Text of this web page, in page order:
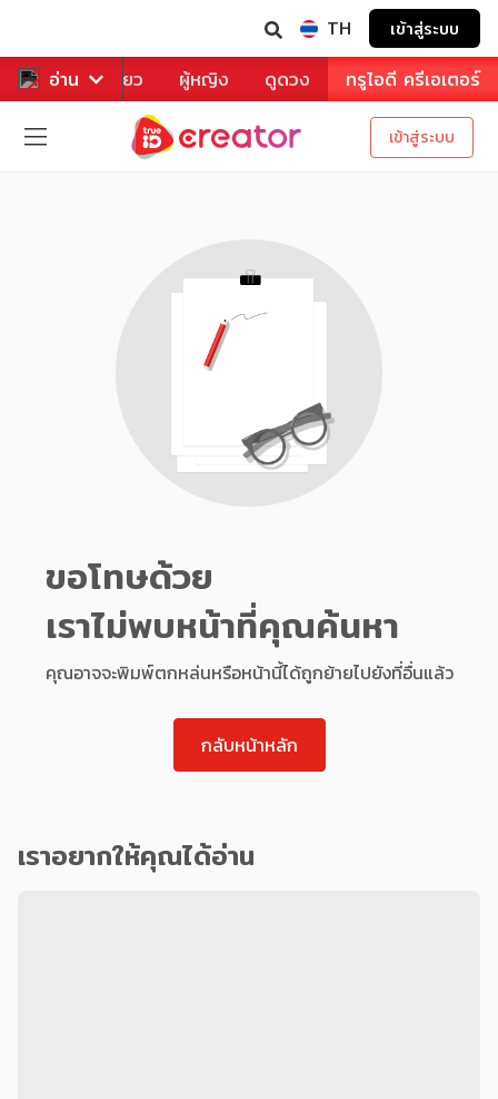
TH เข้าสู่ระบบ
อ่าน
หาร ท่องเที่ยว ผู้หญิง ดูดวง ทรูไอดี ครีเอเตอร์
เข้าสู่ระบบ
ขอโทษด้วย
เราไม่พบหน้าที่คุณค้นหา
คุณอาจจะพิมพ์ตกหล่นหรือหน้านี้ได้ถูกย้ายไปยังที่อื่นแล้ว
กลับหน้าหลัก
เราอยากให้คุณได้อ่าน